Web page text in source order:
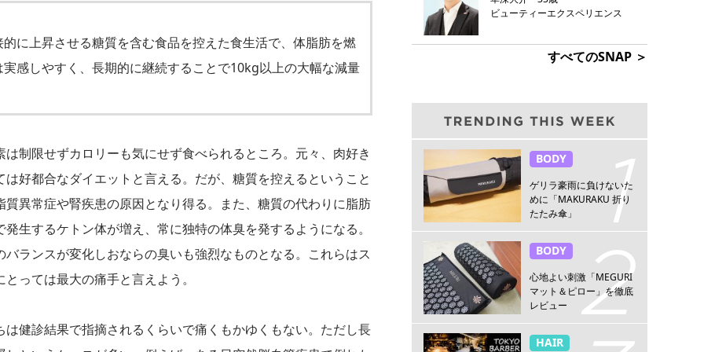
に上昇させる糖質を含む食品を控えた食生活で、体脂肪を燃
感しやすく、長期的に継続することで10kg以上の大幅な減量
制限せずカロリーも気にせず食べられるところ。元々、肉好き
好都合なダイエットと言える。だが、糖質を控えるということ
異常症や腎疾患の原因となり得る。また、糖質の代わりに脂肪
生するケトン体が増え、常に独特の体臭を発するようになる。
ランスが変化しおならの臭いも強烈なものとなる。これらはス
っては最大の痛手と言えよう。
健診結果で指摘されるくらいで痛くもかゆくもない。ただし長
ビューティーエクスペリエンス
すべてのSNAP ＞
BODY
ゲリラ豪雨に負けないた
めに「MAKURAKU 折り
たたみ傘」
BODY
心地よい刺激「MEGURI
マット＆ピロー」を徹底
レビュー
HAIR